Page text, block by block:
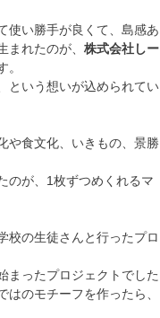
使い勝手が良くて、島感あ
れたのが、 株式会社しー
。
という想いが込められてい
や食文化、いきもの、景勝
のが、1枚ずつめくれるマ
校の生徒さんと行ったプロ
まったプロジェクトでした
のモチーフを作ったら、